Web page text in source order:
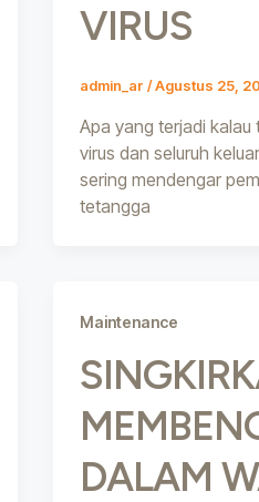
VIRUS
admin_ar/Agustus 25,
Apa yang terjadi
virus dan seluruh
sering mendengar
tetangga
Maintenance
DALAM